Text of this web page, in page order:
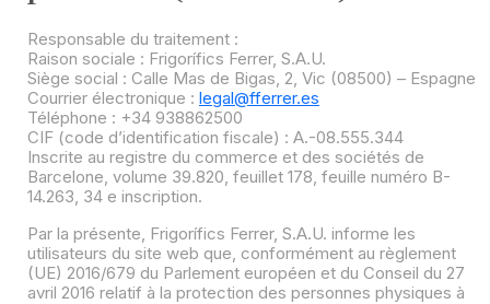
Responsable du traitement :
Raison sociale : Frigorífics Ferrer, S.A.U.
Siège social : Calle Mas de Bigas, 2, Vic (08500) – Espagne
Courrier électronique : legal@fferrer.es
Téléphone : +34 938862500
CIF (code d’identification fiscale) : A.-08.555.344
Inscrite au registre du commerce et des sociétés de
Barcelone, volume 39.820, feuillet 178, feuille numéro B-
14.263, 34 e inscription.
Par la présente, Frigorífics Ferrer, S.A.U. informe les
utilisateurs du site web que, conformément au règlement
(UE) 2016/679 du Parlement européen et du Conseil du 27
avril 2016 relatif à la protection des personnes physiques à